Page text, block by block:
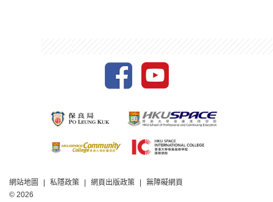
網站地圖 私隱政策 網頁出版政策
無障礙網頁
© 2026